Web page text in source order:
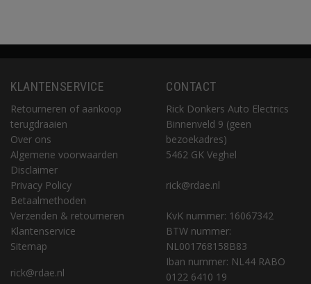
KLANTENSERVICE
Retourneren of aankoop
terugdraaien
Over ons
Algemene voorwaarden
Disclaimer
Privacy Policy
Betaalmethoden
Verzenden & retourneren
Klantenservice
Sitemap
rick@rdae.nl
CONTACT
Rick Donkers Auto Electrics
Binnenveld 9 (geen
bezoekadres)
5462 GK Veghel
rick@rdae.nl
KvK nummer: 16067342
BTW nummer:
NL001768158B83
Iban nummer: NL44 RABO
0122 6410 19